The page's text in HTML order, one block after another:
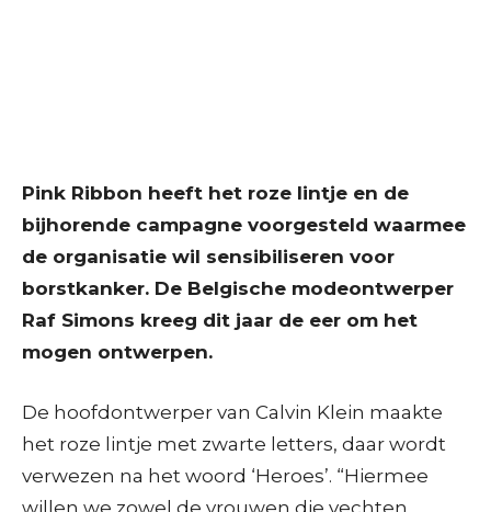
Pink Ribbon heeft het roze lintje en de
bijhorende campagne voorgesteld waarmee
de organisatie wil sensibiliseren voor
borstkanker. De Belgische modeontwerper
Raf Simons kreeg dit jaar de eer om het
mogen ontwerpen.
De hoofdontwerper van Calvin Klein maakte
het roze lintje met zwarte letters, daar wordt
verwezen na het woord ‘Heroes’. “Hiermee
willen we zowel de vrouwen die vechten